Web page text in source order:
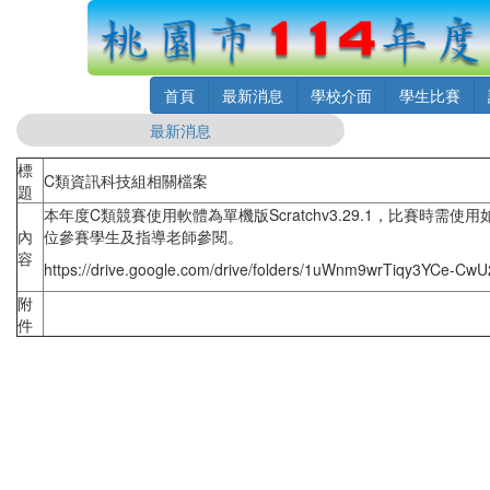
首頁 最新消息 學校介面 學生比賽
最新消息
標
題 C類資訊科技組相關檔案
內
容
本年度C類競賽使用軟體為單機版Scratchv3.29.1，比賽時需使
位參賽學生及指導老師參閱。
https://drive.google.com/drive/folders/1uWnm9wrTiqy3YCe-
附
件